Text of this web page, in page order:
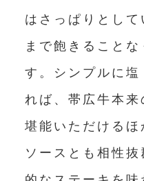
はさっぱりとして
まで飽きること
す。シンプルに
れば、帯広牛本
堪能いただけるほ
ソースとも相性